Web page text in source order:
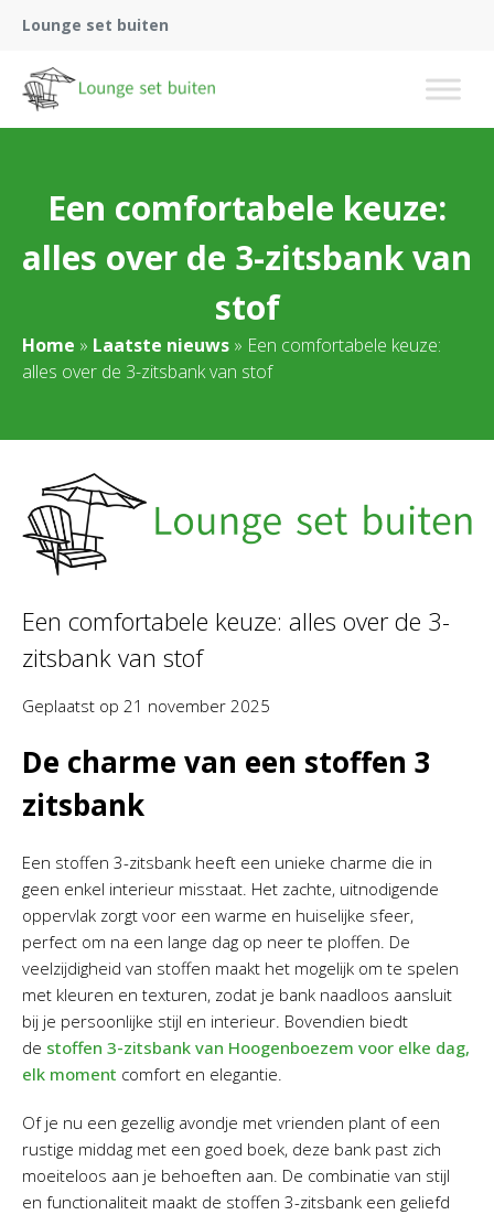
Lounge set buiten
Een comfortabele keuze:
alles over de 3-zitsbank van
stof
Home » Laatste nieuws » Een comfortabele keuze:
alles over de 3-zitsbank van stof
Een comfortabele keuze: alles over de 3-
zitsbank van stof
Geplaatst op 21 november 2025
De charme van een stoffen 3
zitsbank
Een stoffen 3-zitsbank heeft een unieke charme die in
geen enkel interieur misstaat. Het zachte, uitnodigende
oppervlak zorgt voor een warme en huiselijke sfeer,
perfect om na een lange dag op neer te ploffen. De
veelzijdigheid van stoffen maakt het mogelijk om te spelen
met kleuren en texturen, zodat je bank naadloos aansluit
bij je persoonlijke stijl en interieur. Bovendien biedt
de stoffen 3-zitsbank van Hoogenboezem voor elke dag,
elk moment comfort en elegantie.
Of je nu een gezellig avondje met vrienden plant of een
rustige middag met een goed boek, deze bank past zich
moeiteloos aan je behoeften aan. De combinatie van stijl
en functionaliteit maakt de stoffen 3-zitsbank een geliefd